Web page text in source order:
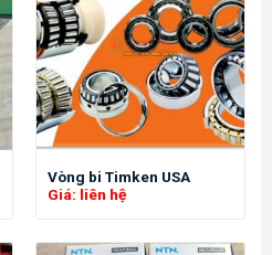
Vòng bi Timken USA
Giá: liên hệ